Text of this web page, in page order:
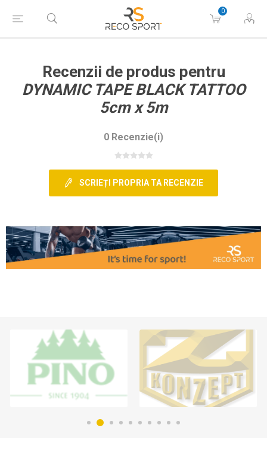
0
Recenzii de produs pentru
DYNAMIC TAPE BLACK TATTOO
5cm x 5m
0 Recenzie(i)
SCRIEȚI PROPRIA TA RECENZIE